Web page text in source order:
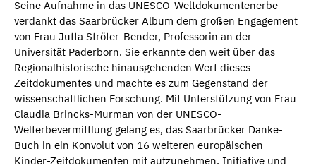
Seine Aufnahme in das UNESCO-Weltdokumentenerbe
verdankt das Saarbrücker Album dem großen Engagement
von Frau Jutta Ströter-Bender, Professorin an der
Universität Paderborn. Sie erkannte den weit über das
Regionalhistorische hinausgehenden Wert dieses
Zeitdokumentes und machte es zum Gegenstand der
wissenschaftlichen Forschung. Mit Unterstützung von Frau
Claudia Brincks-Murman von der UNESCO-
Welterbevermittlung gelang es, das Saarbrücker Danke-
Buch in ein Konvolut von 16 weiteren europäischen
Kinder-Zeitdokumenten mit aufzunehmen. Initiative und